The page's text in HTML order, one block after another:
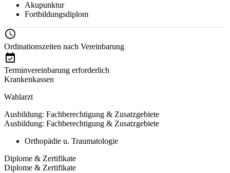
Akupunktur
Fortbildungsdiplom
Ordinationszeiten nach Vereinbarung
Terminvereinbarung erforderlich
Krankenkassen
Wahlarzt
Ausbildung: Fachberechtigung & Zusatzgebiete
Ausbildung: Fachberechtigung & Zusatzgebiete
Orthopädie u. Traumatologie
Diplome & Zertifikate
Diplome & Zertifikate